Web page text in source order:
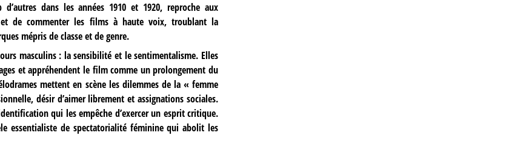
dans les années 1910 et 1920, reproche aux
de commenter les films à haute voix, troublant la
mépris de classe et de genre.
masculins : la sensibilité et le sentimentalisme. Elles
et appréhendent le film comme un prolongement du
mettent en scène les dilemmes de la « femme
désir d’aimer librement et assignations sociales.
qui les empêche d’exercer un esprit critique.
essentialiste de spectatorialité féminine qui abolit les